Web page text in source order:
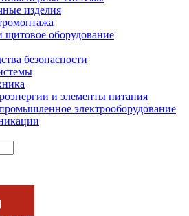
изделия
щитовое оборудование
безопасности
и элементы питания
электрооборудование